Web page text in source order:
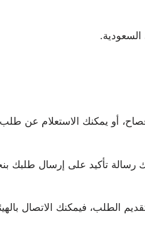
أو يمكنك الاستعلام عن
رسالة تأكيد على إرسال طلبك
على الرقم التالي 0114906177 للتواصل مع موظف